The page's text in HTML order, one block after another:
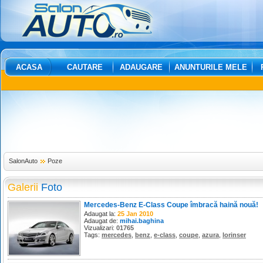
ACASA CAUTARE ADAUGARE ANUNTURILE MELE
SalonAuto Poze
Galerii Foto
Mercedes-Benz E-Class Coupe îmbracă haină nouă!
Adaugat la: 25 Jan 2010
Adaugat de: mihai.baghina
Vizualizari: 01765
Tags: mercedes benz e-class coupe azura lorinser